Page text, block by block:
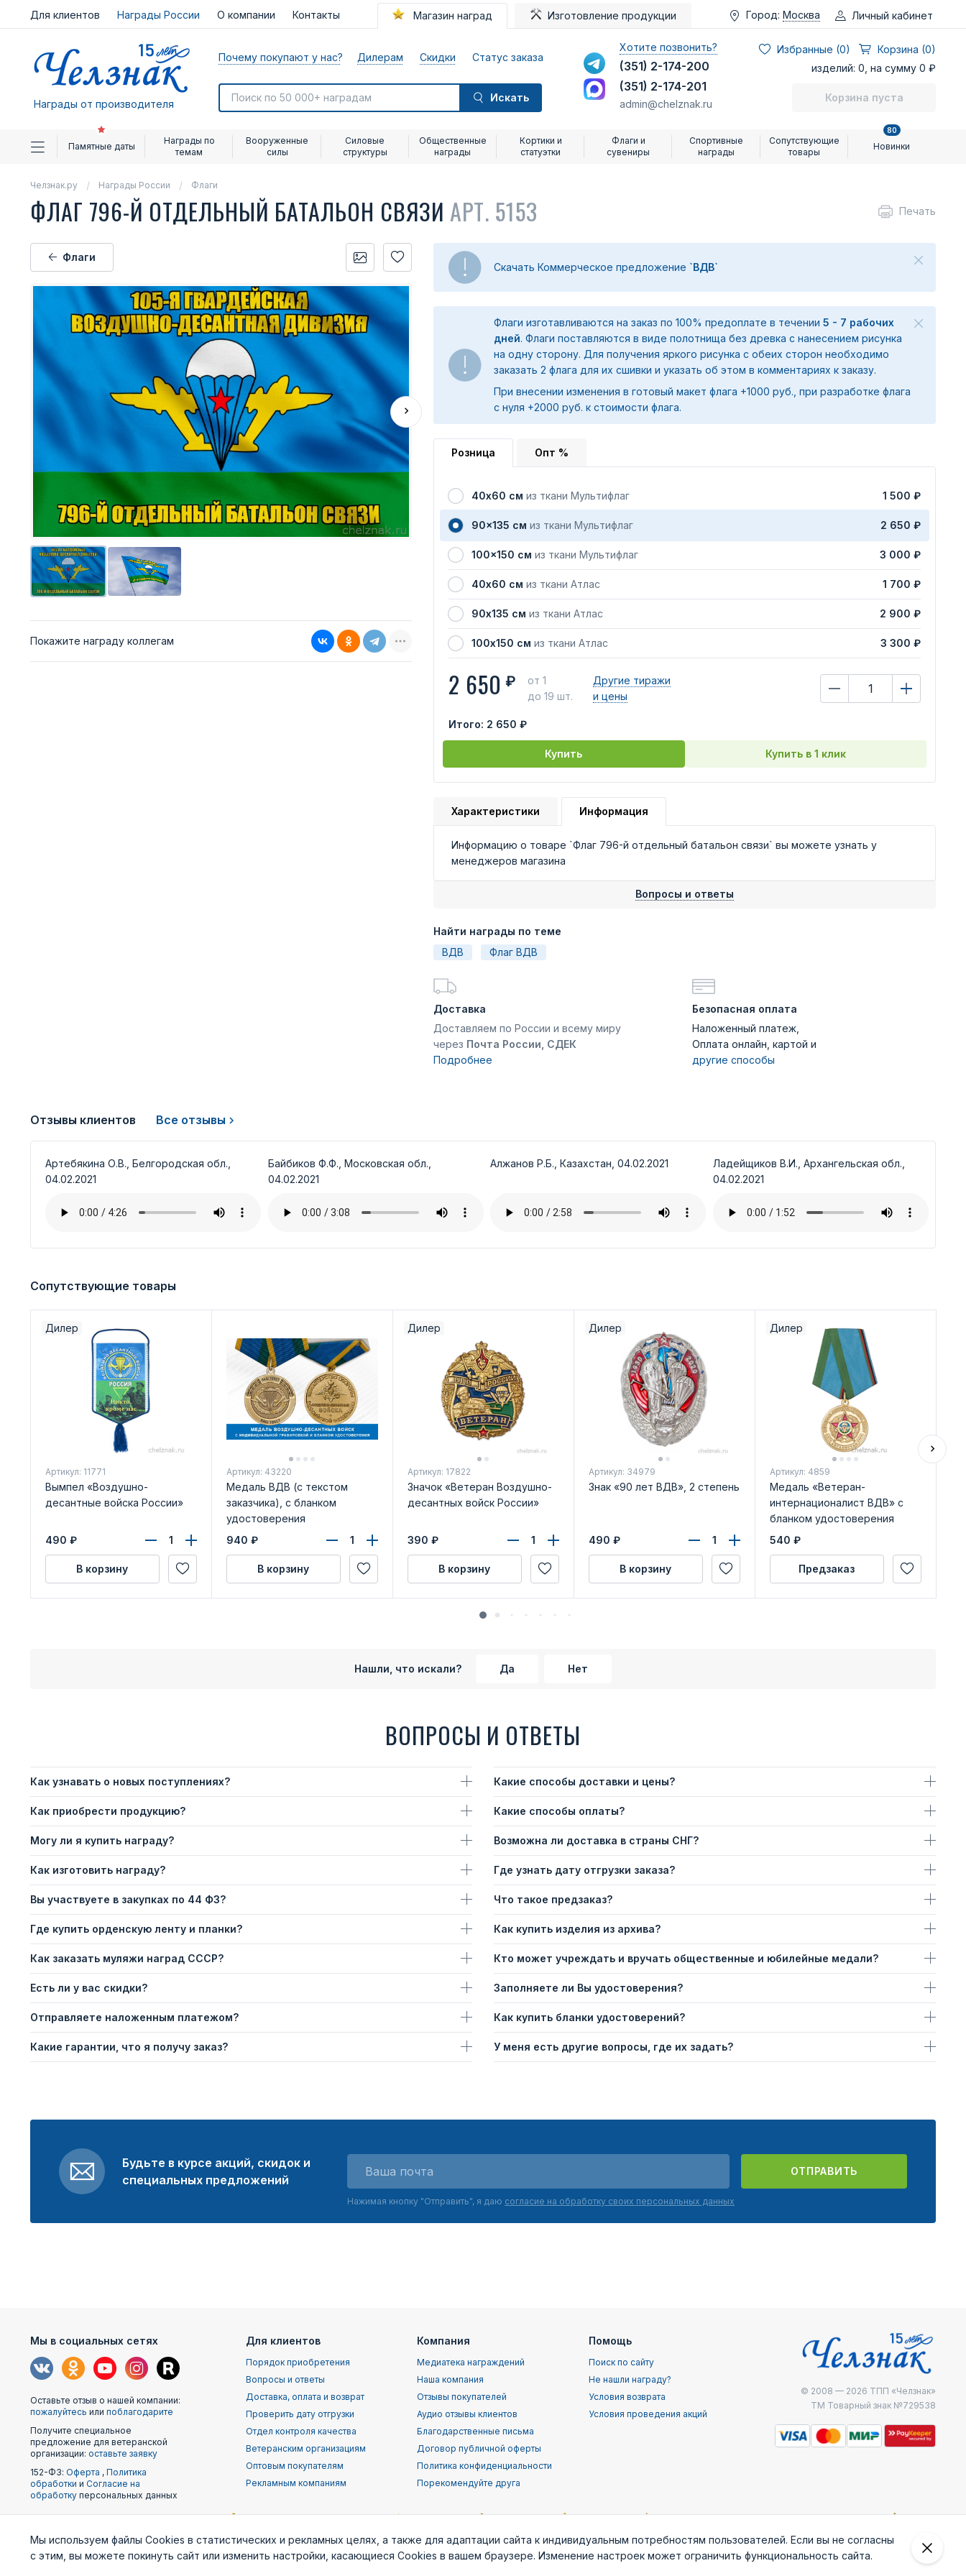
Для клиентов Награды России О компании Контакты Магазин наград Изготовление продукции Город: Москва Личный кабинет
Награды от производителя
Почему покупают у нас? Дилерам Скидки Статус заказа
Искать
Хотите позвонить?
(351) 2-174-200
(351) 2-174-201
admin@chelznak.ru
Избранные (0)
Корзина (0)
изделий: 0, на сумму 0 ₽
Корзина пуста
Памятные даты
Награды по
темам
Вооруженные
силы
Силовые
структуры
Общественные
награды
Кортики и
статуэтки
Флаги и
сувениры
Спортивные
награды
Сопутствующие
товары
Новинки
80
Челзнак.ру Награды России Флаги
ФЛАГ 796-Й ОТДЕЛЬНЫЙ БАТАЛЬОН СВЯЗИ АРТ. 5153 Печать
Флаги
Покажите награду коллегам
Скачать Коммерческое предложение `ВДВ`
Флаги изготавливаются на заказ по 100% предоплате в течении 5 - 7 рабочих
дней. Флаги поставляются в виде полотнища без древка с нанесением рисунка
на одну сторону. Для получения яркого рисунка с обеих сторон необходимо
заказать 2 флага для их сшивки и указать об этом в комментариях к заказу.
При внесении изменения в готовый макет флага +1000 руб., при разработке флага
с нуля +2000 руб. к стоимости флага.
Розница Опт %
40х60 см из ткани Мультифлаг 1 500 ₽
90x135 см из ткани Мультифлаг 2 650 ₽
100x150 см из ткани Мультифлаг 3 000 ₽
40х60 см из ткани Атлас 1 700 ₽
90х135 см из ткани Атлас 2 900 ₽
100х150 см из ткани Атлас 3 300 ₽
2 650 ₽
от 1
до 19 шт.
Другие тиражи
и цены
Итого: 2 650 ₽
Купить Купить в 1 клик
Характеристики Информация
Информацию о товаре `Флаг 796-й отдельный батальон связи` вы можете узнать у
менеджеров магазина
Вопросы и ответы
Найти награды по теме
ВДВ
Флаг ВДВ
Доставка
Доставляем по России и всему миру
через Почта России, СДЕК
Подробнее
Безопасная оплата
Наложенный платеж,
Оплата онлайн, картой и
другие способы
Отзывы клиентов Все отзывы
Артебякина О.В., Белгородская обл.,
04.02.2021
Байбиков Ф.Ф., Московская обл.,
04.02.2021
Алжанов Р.Б., Казахстан, 04.02.2021
Ладейщиков В.И., Архангельская обл.,
04.02.2021
Сопутствующие товары
Дилер
Артикул: 11771
Вымпел «Воздушно-
десантные войска России»
490 ₽
В корзину
Артикул: 43220
Медаль ВДВ (с текстом
заказчика), с бланком
удостоверения
940 ₽
В корзину
Дилер
Артикул: 17822
Значок «Ветеран Воздушно-
десантных войск России»
390 ₽
В корзину
Дилер
Артикул: 34979
Знак «90 лет ВДВ», 2 степень
490 ₽
В корзину
Дилер
Артикул: 4859
Медаль «Ветеран-
интернационалист ВДВ» с
бланком удостоверения
540 ₽
Предзаказ
Нашли, что искали? Да Нет
ВОПРОСЫ И ОТВЕТЫ
Как узнавать о новых поступлениях?
Как приобрести продукцию?
Могу ли я купить награду?
Как изготовить награду?
Вы участвуете в закупках по 44 ФЗ?
Где купить орденскую ленту и планки?
Как заказать муляжи наград СССР?
Есть ли у вас скидки?
Отправляете наложенным платежом?
Какие гарантии, что я получу заказ?
Какие способы доставки и цены?
Какие способы оплаты?
Возможна ли доставка в страны СНГ?
Где узнать дату отгрузки заказа?
Что такое предзаказ?
Как купить изделия из архива?
Кто может учреждать и вручать общественные и юбилейные медали?
Заполняете ли Вы удостоверения?
Как купить бланки удостоверений?
У меня есть другие вопросы, где их задать?
Будьте в курсе акций, скидок и
специальных предложений
ОТПРАВИТЬ
Нажимая кнопку "Отправить", я даю согласие на обработку своих персональных данных
Мы в социальных сетях
Оставьте отзыв о нашей компании:
пожалуйтесь или поблагодарите
Получите специальное
предложение для ветеранской
организации: оставьте заявку
152-ФЗ: Оферта , Политика
обработки и Согласие на
обработку персональных данных
Для клиентов
Порядок приобретения
Вопросы и ответы
Доставка, оплата и возврат
Проверить дату отгрузки
Отдел контроля качества
Ветеранским организациям
Оптовым покупателям
Рекламным компаниям
Компания
Медиатека награждений
Наша компания
Отзывы покупателей
Аудио отзывы клиентов
Благодарственные письма
Договор публичной оферты
Политика конфиденциальности
Порекомендуйте друга
Помощь
Поиск по сайту
Не нашли награду?
Условия возврата
Условия проведения акций
© 2008 — 2026 ТПП «Челзнак»
ТМ Товарный знак №729538
Наши
партнеры
Министерство
Генштаб ВС РФ
Военно-морской
Воздушно-
ВВС (ВКС) РФ
Пограничные
Служба внешней
Железнодоржные
Министерство
МЧС России
Мы используем файлы Cookies в статистических и рекламных целях, а также для адаптации сайта к индивидуальным потребностям пользователей. Если вы не согласны
с этим, вы можете покинуть сайт или изменить настройки, касающиеся Cookies в вашем браузере. Изменение настроек может ограничить функциональность сайта.